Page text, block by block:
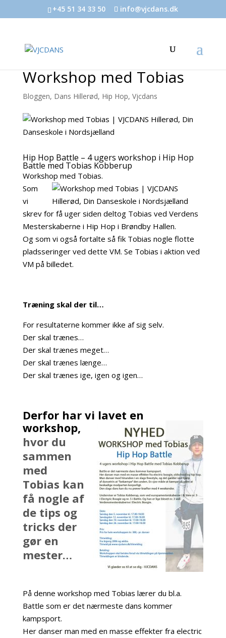
+45 51 34 33 50 info@vjcdans.dk
Workshop med Tobias
Bloggen, Dans Hillerød, Hip Hop, Vjcdans
Hip Hop Battle – 4 ugers workshop i Hip Hop
Battle med Tobias Kobberup
Workshop med Tobias.
Som
vi
skrev for få uger siden deltog Tobias ved Verdens
Mesterskaberne i Hip Hop i Brøndby Hallen.
Og som vi også fortalte så fik Tobias nogle flotte
pladsseringer ved dette VM. Se Tobias i aktion ved
VM på billedet.
Træning skal der til…
For resultaterne kommer ikke af sig selv.
Der skal trænes…
Der skal trænes meget…
Der skal trænes længe…
Der skal trænes ige, igen og igen…
Derfor har vi lavet en
workshop,
hvor du
sammen
med
Tobias kan
få nogle af
de tips og
tricks der
gør en
mester…
På denne workshop med Tobias lærer du bl.a.
Battle som er det nærmeste dans kommer
kampsport.
Her danser man med en masse effekter fra electric